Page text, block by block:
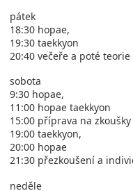
pátek
18:30 hopae,
19:30 taekkyon
20:40 večeře a poté teorie
sobota
9:30 hopae,
11:00 hopae taekkyon
15:00 příprava na
19:00 taekkyon,
20:00 hopae
21:30 přezkoušení a
neděle